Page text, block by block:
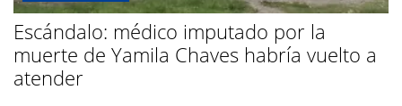
Escándalo: médico imputado por la
muerte de Yamila Chaves habría vuelto a
atender